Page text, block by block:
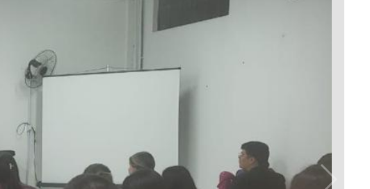
Estruturação de TCC
- Laboratórios da
Saúde
Regimento CEUA
Trabalhe Conosco
Eleições Conselho Fiscal -
Ouvidoria
- Plano de
Desenvolvimento